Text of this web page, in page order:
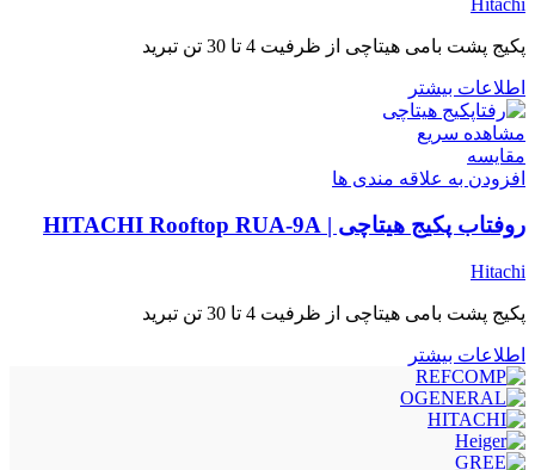
Hitachi
پکیج پشت بامی هیتاچی از ظرفیت 4 تا 30 تن تبرید
اطلاعات بیشتر
مشاهده سریع
مقایسه
افزودن به علاقه مندی ها
روفتاب پکیج هیتاچی | HITACHI Rooftop RUA-9A
Hitachi
پکیج پشت بامی هیتاچی از ظرفیت 4 تا 30 تن تبرید
اطلاعات بیشتر